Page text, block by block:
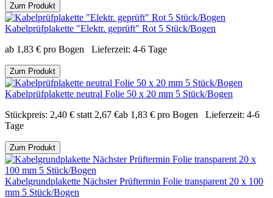
Zum Produkt
Kabelprüfplakette "Elektr. geprüft" Rot 5 Stück/Bogen
ab 1,83 € pro Bogen Lieferzeit: 4-6 Tage
Zum Produkt
Kabelprüfplakette neutral Folie 50 x 20 mm 5 Stück/Bogen
Stückpreis: 2,40 € statt 2,67 €ab 1,83 € pro Bogen Lieferzeit: 4-6
Tage
Zum Produkt
Kabelgrundplakette Nächster Prüftermin Folie transparent 20 x 100
mm 5 Stück/Bogen